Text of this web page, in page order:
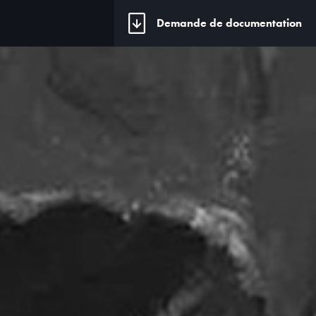
Demande de documentation